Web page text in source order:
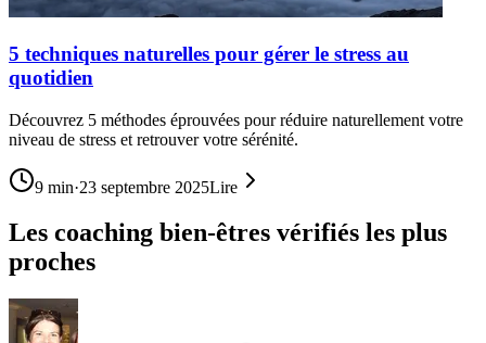
5 techniques naturelles pour gérer le stress au
quotidien
Découvrez 5 méthodes éprouvées pour réduire naturellement votre
niveau de stress et retrouver votre sérénité.
9 min·23 septembre 2025Lire
Les coaching bien-êtres vérifiés les plus
proches